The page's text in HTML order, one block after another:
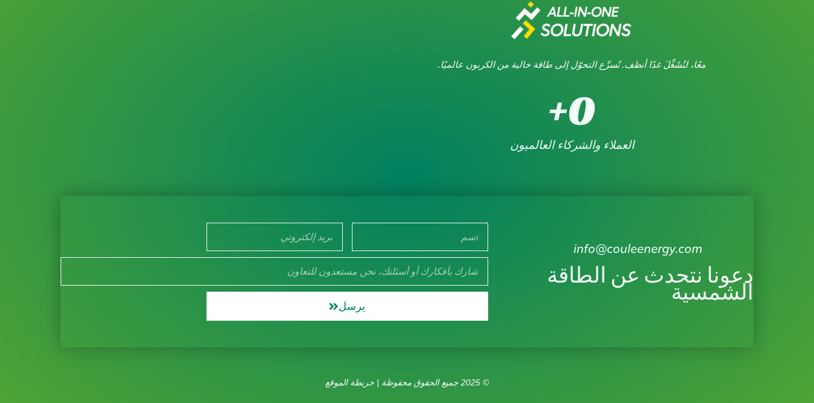
معًا، لنُشَغِّلَ غدًا أنظف. نُسرِّع التحوّل إلى طاقة خالية من الكربون عالميًا.
العملاء والشركاء العالميون
0
+
info@couleenergy.com
دعونا نتحدث عن الطاقة
الشمسية
يرسل
© 2025 جميع الحقوق محفوظة | خريطة الموقع